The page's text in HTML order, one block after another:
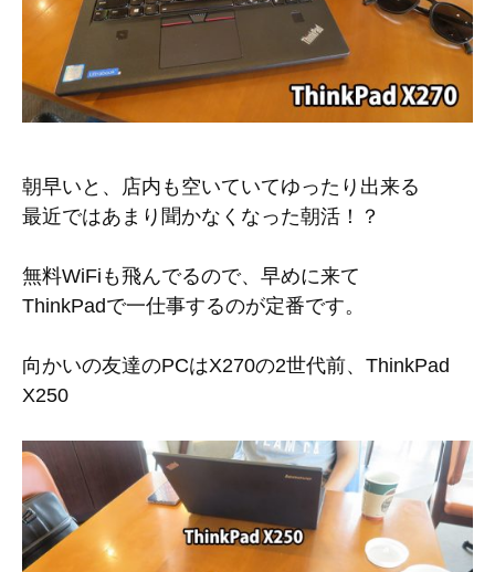
朝早いと、店内も空いていてゆったり出来る
最近ではあまり聞かなくなった朝活！？
無料WiFiも飛んでるので、早めに来て
ThinkPadで一仕事するのが定番です。
向かいの友達のPCはX270の2世代前、ThinkPad
X250